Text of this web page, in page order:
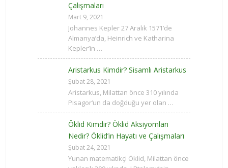
Çalışmaları
Mart 9, 2021
Johannes Kepler 27 Aralık 1571’de
Almanya’da, Heinrich ve Katharina
Kepler’in …
Aristarkus Kimdir? Sisamlı Aristarkus
Şubat 28, 2021
Aristarkus, Milattan önce 310 yılında
Pisagor‘un da doğduğu yer olan …
Öklid Kimdir? Öklid Aksiyomları
Nedir? Öklid’in Hayatı ve Çalışmaları
Şubat 24, 2021
Yunan matematikçi Öklid, Milattan önce